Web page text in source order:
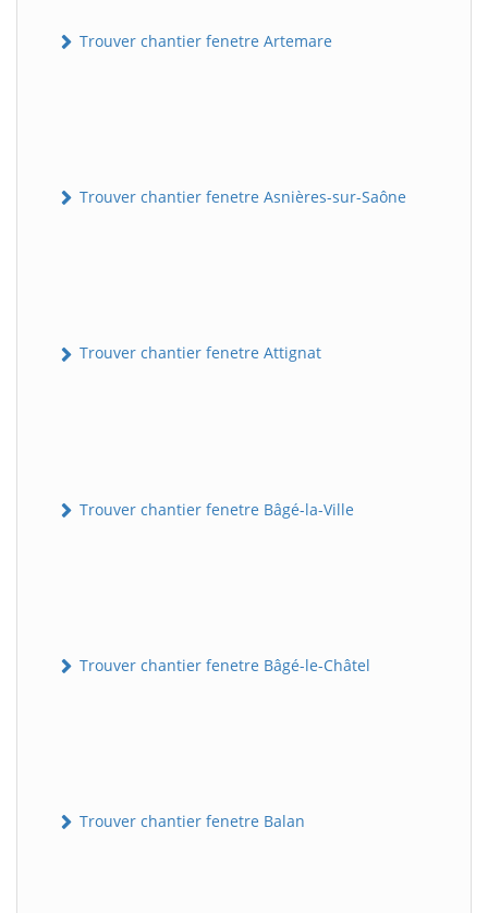
Trouver chantier fenetre Artemare
Trouver chantier fenetre Asnières-sur-Saône
Trouver chantier fenetre Attignat
Trouver chantier fenetre Bâgé-la-Ville
Trouver chantier fenetre Bâgé-le-Châtel
Trouver chantier fenetre Balan